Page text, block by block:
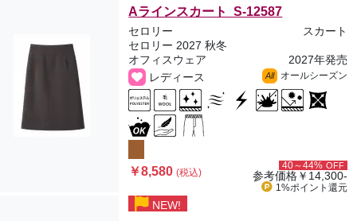
Aラインスカート S-12587
セロリー
スカート
セロリー 2027 秋冬
オフィスウェア
2027年発売
レディース
All オールシーズン
￥8,580(税込)
40～44% OFF
参考価格￥14,300-
1%ポイント 還元
NEW!